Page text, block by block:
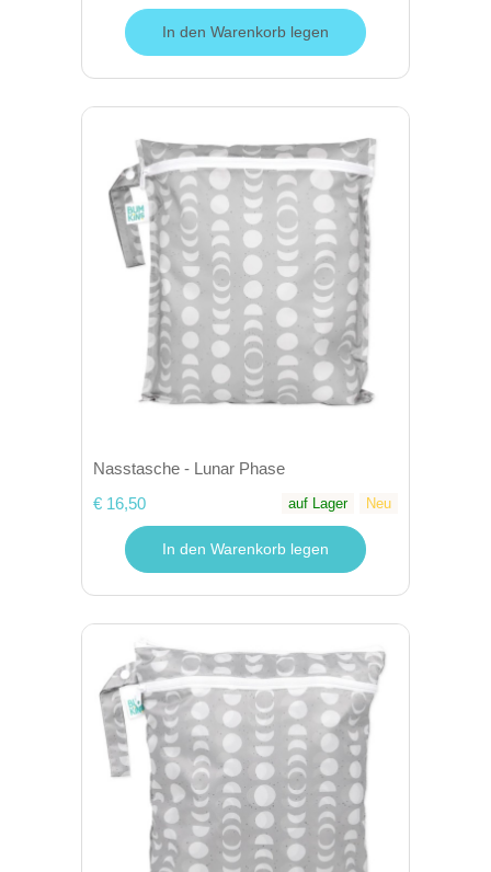
In den Warenkorb legen
Nasstasche - Lunar Phase
€ 16,50
auf Lager Neu
In den Warenkorb legen